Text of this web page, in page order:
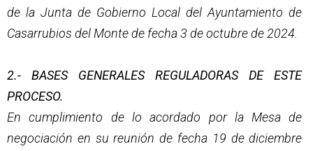
de la Junta de Gobierno Local del Ayuntamiento de
Casarrubios del Monte de fecha 3 de octubre de 2024.
2.- BASES GENERALES REGULADORAS DE ESTE
PROCESO.
En cumplimiento de lo acordado por la Mesa de
negociación en su reunión de fecha 19 de diciembre